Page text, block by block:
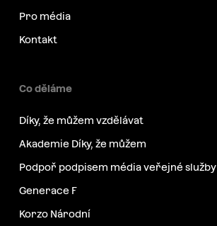
Pro média
Kontakt
Co děláme
Díky, že můžem vzdělávat
Akademie Díky, že můžem
Podpoř podpisem média veřejné služby
Generace F
Korzo Národní